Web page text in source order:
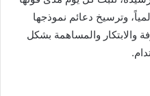
وترسيخ دعائم نموذجها
والابتكار والمساهمة بشكل